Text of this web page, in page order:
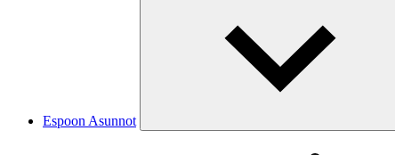
Espoon Asunnot